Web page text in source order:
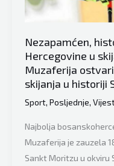
Nezapamćen,
Hercegovine u
Muzaferija
skijanja u historiji
Sport, Posljednje,
Najbolja
Muzaferija je zauzela
Sankt Moritzu u okviru